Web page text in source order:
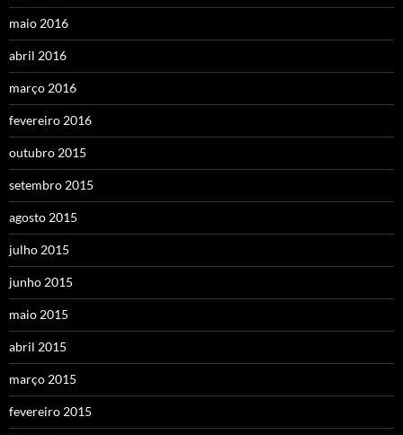
maio 2016
abril 2016
março 2016
fevereiro 2016
outubro 2015
setembro 2015
agosto 2015
julho 2015
junho 2015
maio 2015
abril 2015
março 2015
fevereiro 2015